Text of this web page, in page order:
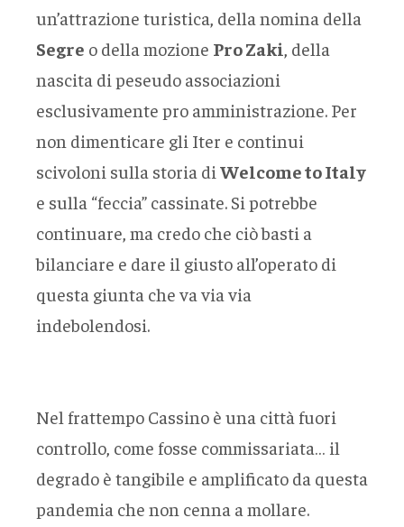
un’attrazione turistica, della nomina della
Segre o della mozione Pro Zaki, della
nascita di peseudo associazioni
esclusivamente pro amministrazione. Per
non dimenticare gli Iter e continui
scivoloni sulla storia di Welcome to Italy
e sulla “feccia” cassinate. Si potrebbe
continuare, ma credo che ciò basti a
bilanciare e dare il giusto all’operato di
questa giunta che va via via
indebolendosi.
Nel frattempo Cassino è una città fuori
controllo, come fosse commissariata… il
degrado è tangibile e amplificato da questa
pandemia che non cenna a mollare.